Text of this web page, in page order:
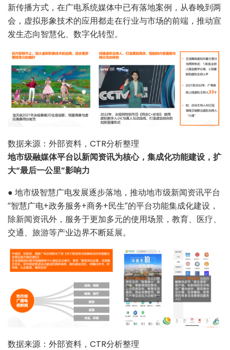
新传播方式，在广电系统媒体中已有落地案例，从春晚到两
会，虚拟形象技术的应用都走在行业与市场的前端，推动宣
发生态向智慧化、数字化转型。
数据来源：外部资料，CTR分析整理
地市级融媒体平台以新闻资讯为核心，集成化功能建设，扩
大“最后一公里”影响力
● 地市级智慧广电发展逐步落地，推动地市级新闻资讯平台
“智慧广电+政务服务+商务+民生”的平台功能集成化建设，
除新闻资讯外，服务于更加多元的使用场景，教育、医疗、
交通、旅游等产业边界不断延展。
数据来源：外部资料，CTR分析整理